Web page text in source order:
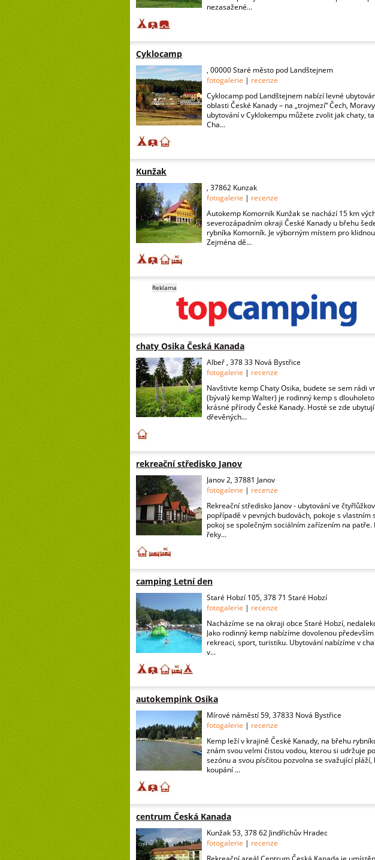
nezasažené...
Cyklocamp
, 00000 Staré město pod Landštejnem
fotogalerie | recenze
Cyklocamp pod Landštejnem nabízí levné
oblasti České Kanady – na „trojmezí“ Čech,
ubytování v Cyklokempu můžete zvolit jak chaty,
Cha...
Kunžak
, 37862 Kunzak
fotogalerie | recenze
Autokemp Komorník Kunžak se nachází 15 km
severozápadním okraji České Kanady u břehu
rybníka Komorník. Je výborným místem pro
Zejména dě...
Reklama
chaty Osika Česká Kanada
Albeř , 378 33 Nová Bystřice
fotogalerie | recenze
Navštivte kemp Chaty Osika, budete se sem rádi
(bývalý kemp Walter) je rodinný kemp s
krásné přírody České Kanady. Hosté se zde
dřevěných...
rekreační středisko Janov
Janov 2, 37881 Janov
fotogalerie | recenze
Rekreační středisko Janov - ubytování ve
popřípadě v pevných budovách, pokoje s vlastním
pokoj se společným sociálním zařízením na
řeky...
camping Letní den
Staré Hobzí 105, 378 71 Staré Hobzí
fotogalerie | recenze
Nacházíme se na okraji obce Staré Hobzí,
Jako rodinný kemp nabízíme dovolenou
rekreaci, sport, turistiku. Ubytování nabízíme v
v...
autokempink Osika
Mírové náměstí 59, 37833 Nová Bystřice
fotogalerie | recenze
Kemp leží v krajině České Kanady, na břehu
znám svou velmi čistou vodou, kterou si udržuje
sezónu a svou písčitou pozvolna se svažující
koupání ...
centrum Česká Kanada
Kunžak 53, 378 62 Jindřichův Hradec
fotogalerie | recenze